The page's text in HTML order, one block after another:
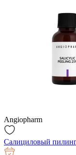
Angiopharm
Салициловый